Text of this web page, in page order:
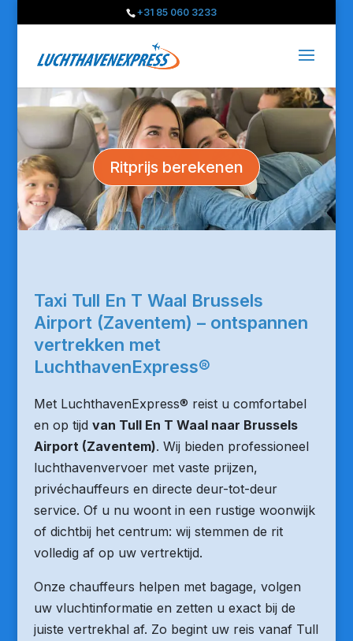
+31 85 060 3233
Ritprijs berekenen
Taxi Tull En T Waal Brussels
Airport (Zaventem) – ontspannen
vertrekken met
LuchthavenExpress®
Met LuchthavenExpress® reist u comfortabel
en op tijd van Tull En T Waal naar Brussels
Airport (Zaventem). Wij bieden professioneel
luchthavenvervoer met vaste prijzen,
privéchauffeurs en directe deur-tot-deur
service. Of u nu woont in een rustige woonwijk
of dichtbij het centrum: wij stemmen de rit
volledig af op uw vertrektijd.
Onze chauffeurs helpen met bagage, volgen
uw vluchtinformatie en zetten u exact bij de
juiste vertrekhal af. Zo begint uw reis vanaf Tull